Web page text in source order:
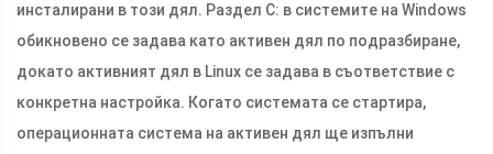
инсталирани в този дял. Раздел C: в системите на Windows
обикновено се задава като активен дял по подразбиране,
докато активният дял в Linux се задава в съответствие с
конкретна настройка. Когато системата се стартира,
операционната система на активен дял ще изпълни